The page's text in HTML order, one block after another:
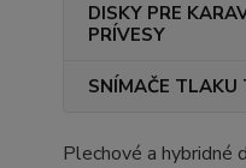
DISKY PRE
PRÍVESY
SNÍMAČE TLAKU
Plechové a hybridné